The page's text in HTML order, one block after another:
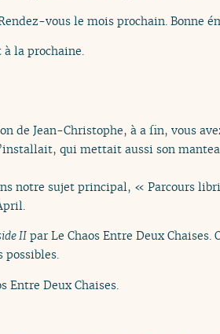
vous le mois prochain. Bonne
la prochaine.
de Jean-Christophe, à a fin, vous
qui mettait aussi son
notre sujet principal, « Parcours
II par Le Chaos Entre Deux
possibles.
Entre Deux Chaises.